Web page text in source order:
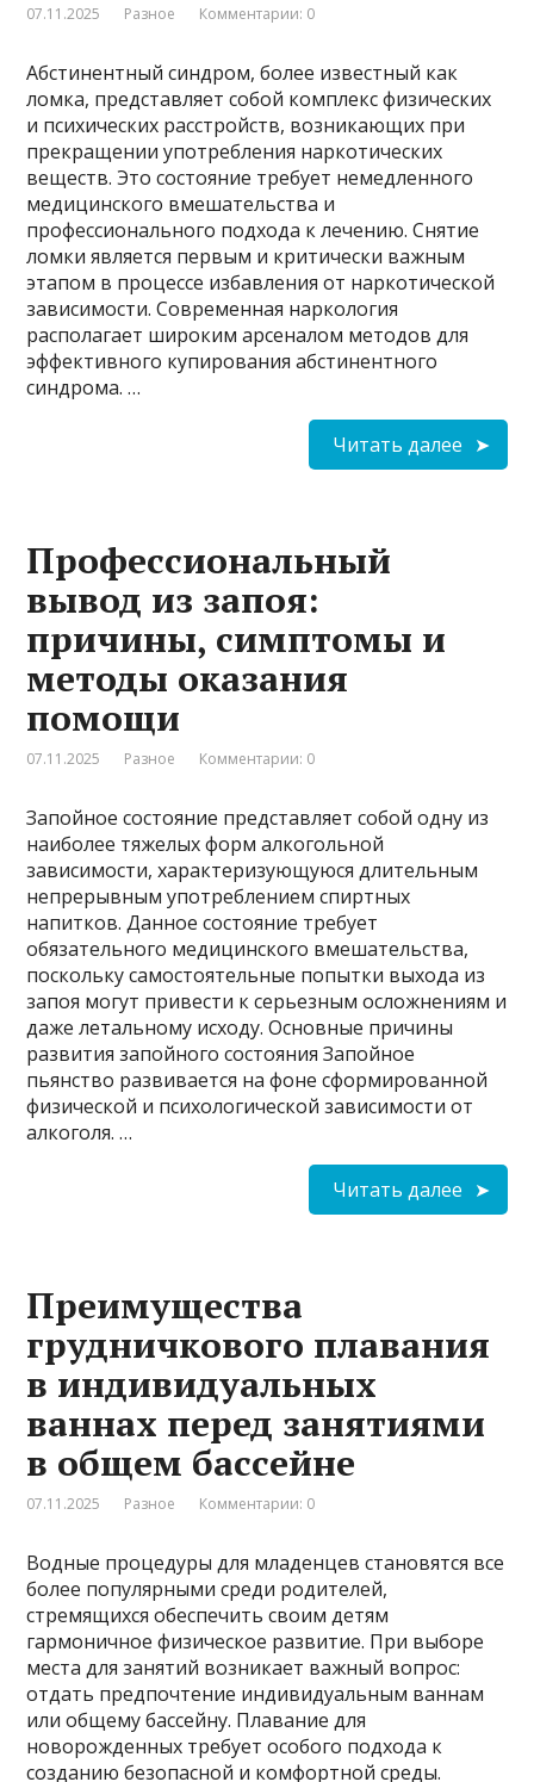
07.11.2025 Разное Комментарии: 0
Абстинентный синдром, более известный как
ломка, представляет собой комплекс физических
и психических расстройств, возникающих при
прекращении употребления наркотических
веществ. Это состояние требует немедленного
медицинского вмешательства и
профессионального подхода к лечению. Снятие
ломки является первым и критически важным
этапом в процессе избавления от наркотической
зависимости. Современная наркология
располагает широким арсеналом методов для
эффективного купирования абстинентного
синдрома. …
Читать далее
Профессиональный
вывод из запоя:
причины, симптомы и
методы оказания
помощи
07.11.2025 Разное Комментарии: 0
Запойное состояние представляет собой одну из
наиболее тяжелых форм алкогольной
зависимости, характеризующуюся длительным
непрерывным употреблением спиртных
напитков. Данное состояние требует
обязательного медицинского вмешательства,
поскольку самостоятельные попытки выхода из
запоя могут привести к серьезным осложнениям и
даже летальному исходу. Основные причины
развития запойного состояния Запойное
пьянство развивается на фоне сформированной
физической и психологической зависимости от
алкоголя. …
Читать далее
Преимущества
грудничкового плавания
в индивидуальных
ваннах перед занятиями
в общем бассейне
07.11.2025 Разное Комментарии: 0
Водные процедуры для младенцев становятся все
более популярными среди родителей,
стремящихся обеспечить своим детям
гармоничное физическое развитие. При выборе
места для занятий возникает важный вопрос:
отдать предпочтение индивидуальным ваннам
или общему бассейну. Плавание для
новорожденных требует особого подхода к
созданию безопасной и комфортной среды.